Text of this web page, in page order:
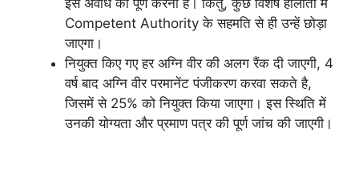
Competent Authority के सहमति से ही उन्हें छोड़ा
जाएगा।
नियुक्त किए गए हर अग्नि वीर की अलग रैंक दी जाएगी, 4
वर्ष बाद अग्नि वीर परमानेंट पंजीकरण करवा सकते है,
जिसमें से 25% को नियुक्त किया जाएगा। इस स्थिति में
उनकी योग्यता और प्रमाण पत्र की पूर्ण जांच की जाएगी।